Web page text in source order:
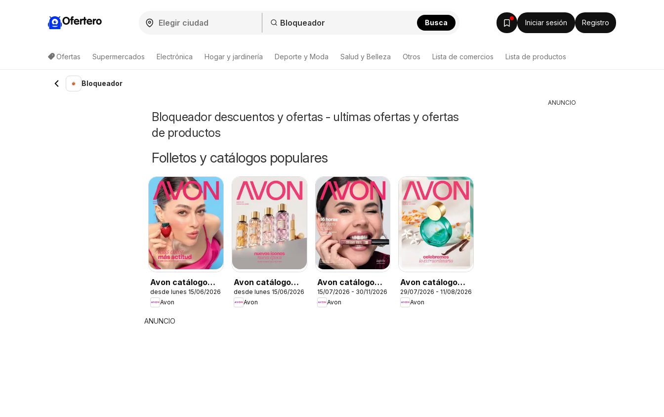
Ofertero Busca Iniciar sesión Registro
Ofertas Supermercados Electrónica Hogar y jardinería Deporte y Moda Salud y Belleza Otros Lista de comercios Lista de productos
Bloqueador
Bloqueador descuentos y ofertas - ultimas ofertas y ofertas
de productos
Folletos y catálogos populares
Avon catálogo
Ciclo 9
desde lunes 15/06/2026
Avon
Avon catálogo
Ciclo 10
desde lunes 15/06/2026
Avon
Avon catálogo
Ciclo 11
15/07/2026 - 30/11/2026
Avon
Avon catálogo
ciclo 12
29/07/2026 - 11/08/2026
Avon
ANUNCIO
ANUNCIO